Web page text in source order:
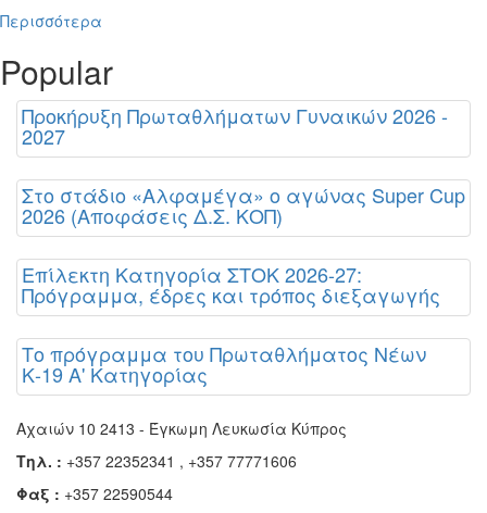
Περισσότερα
Popular
Προκήρυξη Πρωταθλήματων Γυναικών 2026 -
2027
Στο στάδιο «Αλφαμέγα» ο αγώνας Super Cup
2026 (Αποφάσεις Δ.Σ. ΚΟΠ)
Επίλεκτη Κατηγορία ΣΤΟΚ 2026-27:
Πρόγραμμα, έδρες και τρόπος διεξαγωγής
Το πρόγραμμα του Πρωταθλήματος Νέων
Κ-19 Α' Κατηγορίας
Αχαιών 10 2413 - Έγκωμη Λευκωσία Κύπρος
Τηλ. : +357 22352341 , +357 77771606
Φαξ : +357 22590544